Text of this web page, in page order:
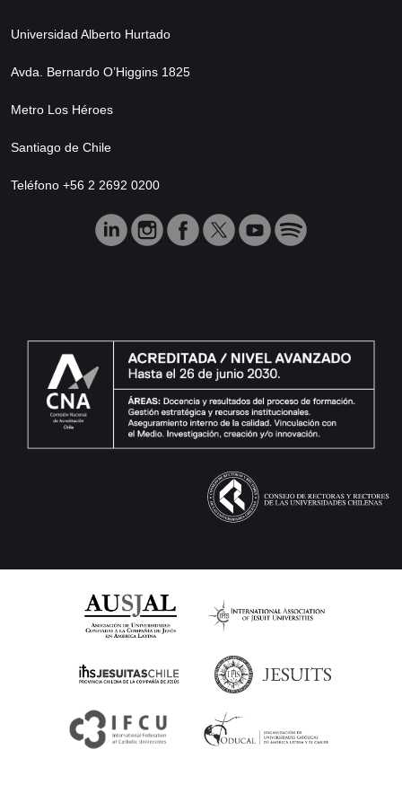
Universidad Alberto Hurtado
Avda. Bernardo O’Higgins 1825
Metro Los Héroes
Santiago de Chile
Teléfono +56 2 2692 0200